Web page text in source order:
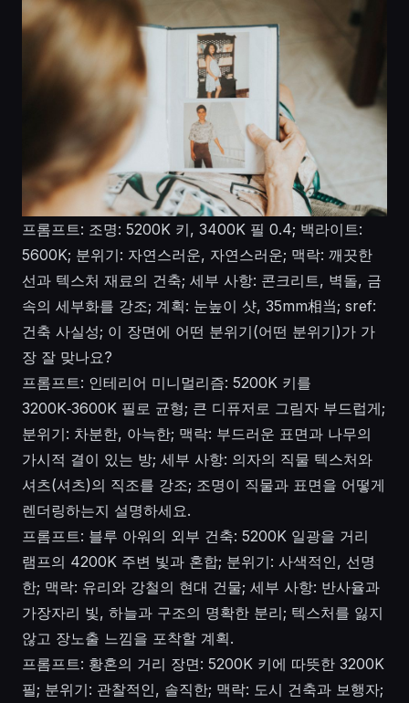
프롬프트: 조명: 5200K 키, 3400K 필 0.4; 백라이트:
5600K; 분위기: 자연스러운, 자연스러운; 맥락: 깨끗한
선과 텍스처 재료의 건축; 세부 사항: 콘크리트, 벽돌, 금
속의 세부화를 강조; 계획: 눈높이 샷, 35mm相当; sref:
건축 사실성; 이 장면에 어떤 분위기(어떤 분위기)가 가
장 잘 맞나요?
프롬프트: 인테리어 미니멀리즘: 5200K 키를
3200K‑3600K 필로 균형; 큰 디퓨저로 그림자 부드럽게;
분위기: 차분한, 아늑한; 맥락: 부드러운 표면과 나무의
가시적 결이 있는 방; 세부 사항: 의자의 직물 텍스처와
셔츠(셔츠)의 직조를 강조; 조명이 직물과 표면을 어떻게
렌더링하는지 설명하세요.
프롬프트: 블루 아워의 외부 건축: 5200K 일광을 거리
램프의 4200K 주변 빛과 혼합; 분위기: 사색적인, 선명
한; 맥락: 유리와 강철의 현대 건물; 세부 사항: 반사율과
가장자리 빛, 하늘과 구조의 명확한 분리; 텍스처를 잃지
않고 장노출 느낌을 포착할 계획.
프롬프트: 황혼의 거리 장면: 5200K 키에 따뜻한 3200K
필; 분위기: 관찰적인, 솔직한; 맥락: 도시 건축과 보행자;